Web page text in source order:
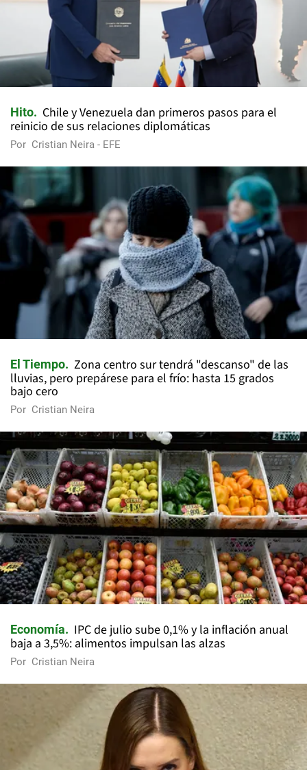
Hito
Chile y Venezuela dan primeros pasos para el
reinicio de sus relaciones diplomáticas
Por Cristian Neira - EFE
El Tiempo
Zona centro sur tendrá "descanso" de las
lluvias, pero prepárese para el frío: hasta 15 grados
bajo cero
Por Cristian Neira
Economía
IPC de julio sube 0,1% y la inflación anual
baja a 3,5%: alimentos impulsan las alzas
Por Cristian Neira